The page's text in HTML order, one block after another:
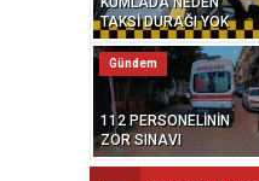
TAKSİ DURAĞI YOK
112 PERSONELİNİN
ZOR SINAVI
Gündem